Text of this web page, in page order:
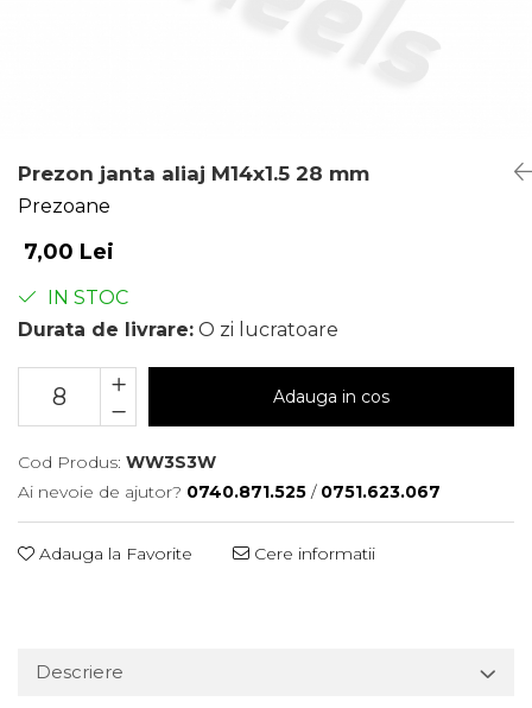
Prezon janta aliaj M14x1.5 28 mm
Prezoane
7,00 Lei
IN STOC
Durata de livrare: O zi lucratoare
Adauga in cos
Cod Produs: WW3S3W
Ai nevoie de ajutor? 0740.871.525 / 0751.623.067
Adauga la Favorite Cere informatii
Descriere